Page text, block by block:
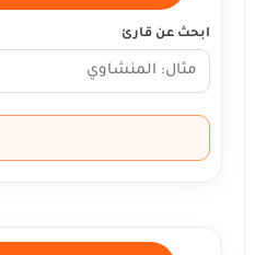
ابحث عن قارئ